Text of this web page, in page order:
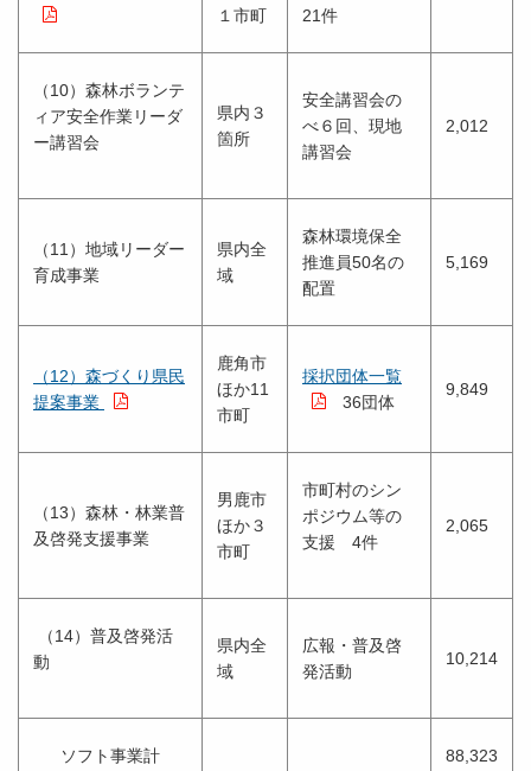
１市町
21件
（10）森林ボランテ
ィア安全作業リーダ
ー講習会
県内３
箇所
安全講習会の
べ６回、現地
講習会
2,012
（11）地域リーダー
育成事業
県内全
域
森林環境保全
推進員50名の
配置
5,169
（12）森づくり県民
提案事業
鹿角市
ほか11
市町
採択団体一覧
36団体
9,849
（13）森林・林業普
及啓発支援事業
男鹿市
ほか３
市町
市町村のシン
ポジウム等の
支援 4件
2,065
（14）普及啓発活
動
県内全
域
広報・普及啓
発活動
10,214
ソフト事業計 88,323